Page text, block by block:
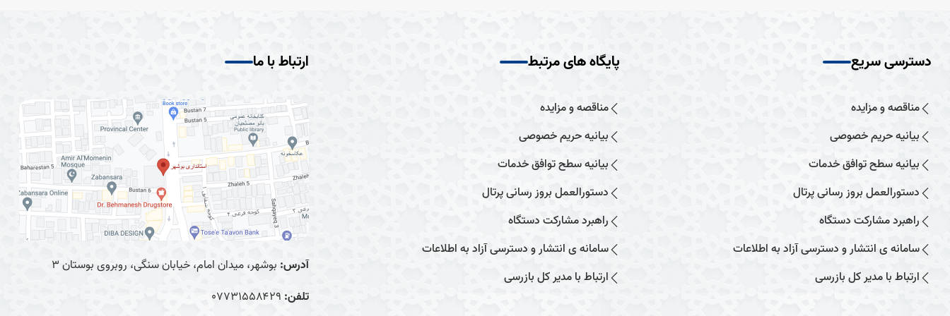
دسترسی سریع
مناقصه و مزایده
بیانیه حریم خصوصی
بیانیه سطح توافق خدمات
دستورالعمل بروز رسانی پرتال
راهبرد مشارکت دستگاه
سامانه ی انتشار و دسترسی آزاد به اطلاعات
ارتباط با مدیر کل بازرسی
پایگاه های مرتبط
مناقصه و مزایده
بیانیه حریم خصوصی
بیانیه سطح توافق خدمات
دستورالعمل بروز رسانی پرتال
راهبرد مشارکت دستگاه
سامانه ی انتشار و دسترسی آزاد به اطلاعات
ارتباط با مدیر کل بازرسی
ارتباط با ما
آدرس: بوشهر، میدان امام، خیابان سنگی، روبروی بوستان ۳
تلفن: 0۷۷۳۱۵۵۸۴۲۹